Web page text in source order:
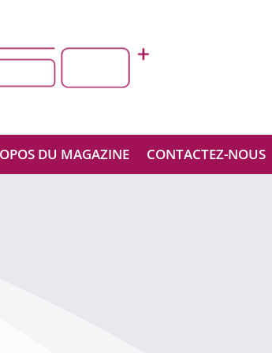
DU MAGAZINE CONTACTEZ-NOUS